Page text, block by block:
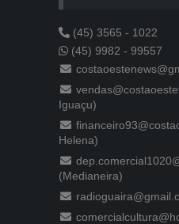
(45) 3565 - 1022
(45) 9982 - 99557
Iguaçu)
Helena)
(Medianeira)